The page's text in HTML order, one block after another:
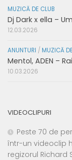
MUZICĂ DE CLUB
Dj Dark x ella –
12.03.2026
ANUNTURI / MUZICĂ
Mentol, ADEN –
10.03.2026
VIDEOCLIPURI
Peste 70 de
într-un videoclip
regizorul Richard